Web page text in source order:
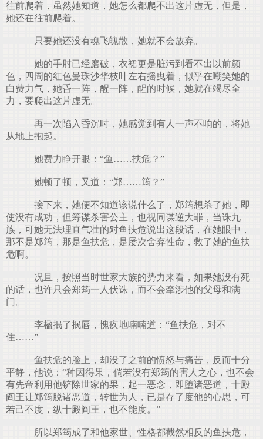
往前爬着，虽然她知道，她怎么都爬不出这片虚无，但是，
她还在往前爬着。
只要她还没有魂飞魄散，她就不会放弃。
她的手肘已经磨破，衣裙更是脏污到看不出以前颜
色，四周的红色曼珠沙华枝叶左右摇曳着，似乎在嘲笑她的
白费力气，她昏一阵，醒一阵，醒的时候，她就在竭尽全
力，要爬出这片虚无。
再一次陷入昏沉时，她感觉到有人一声不响的，将她
从地上抱起。
她费力睁开眼：“鱼……扶危？”
她顿了顿，又道：“郑……筠？”
接下来，她便不知道该说什么了，郑筠想杀了她，即
使没有成功，但筹谋杀害公主，也视同谋逆大罪，当诛九
族，可她无法理直气壮的对鱼扶危说出这段话，在她眼中，
那不是郑筠，那是鱼扶危，是屡次舍弃性命，救了她的鱼扶
危啊。
况且，按照当时世家大族的势力来看，如果她没有死
的话，也许只会郑筠一人伏诛，而不会牵涉他的父母和满
门。
李楹抿了抿唇，愧疚地喃喃道：“鱼扶危，对不
住……”
鱼扶危的脸上，却没了之前的愤怒与痛苦，反而十分
平静，他说：“种因得果，倘若没有郑筠的害人之心，也不会
有先帝利用他铲除世家的果，起一恶念，即堕诸恶道，十殿
阎王让郑筠脱诸恶道，转世为人，已是存了度他的心思，可
若己不度，纵十殿阎王，也不能度。”
所以郑筠成了和他家世、性格都截然相反的鱼扶危，